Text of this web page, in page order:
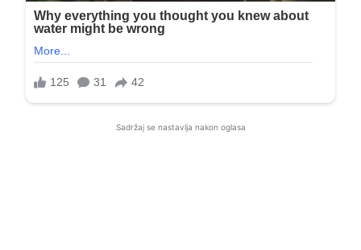
Sadržaj se nastavlja nakon oglasa